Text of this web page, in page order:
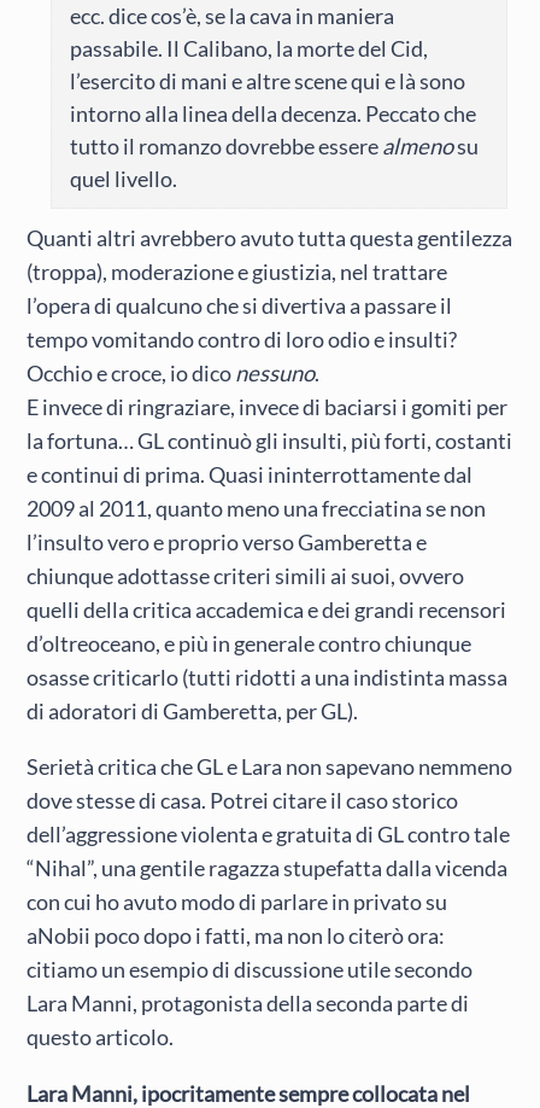
ecc. dice cos’è, se la cava in maniera
passabile. Il Calibano, la morte del Cid,
l’esercito di mani e altre scene qui e là sono
intorno alla linea della decenza. Peccato che
tutto il romanzo dovrebbe esserealmenosu
quel livello.
Quanti altri avrebbero avuto tutta questa gentilezza
(troppa), moderazione e giustizia, nel trattare
l’opera di qualcuno che si divertiva a passare il
tempo vomitando contro di loro odio e insulti?
Occhio e croce, io diconessuno.
E invece di ringraziare, invece di baciarsi i gomiti per
la fortuna… GL continuò gli insulti, più forti, costanti
e continui di prima. Quasi ininterrottamente dal
2009 al 2011, quanto meno una frecciatina se non
l’insulto vero e proprio verso Gamberetta e
chiunque adottasse criteri simili ai suoi, ovvero
quelli della critica accademica e dei grandi recensori
d’oltreoceano, e più in generale contro chiunque
osasse criticarlo (tutti ridotti a una indistinta massa
di adoratori di Gamberetta, per GL).
Serietà critica che GL e Lara non sapevano nemmeno
dove stesse di casa. Potrei citare il caso storico
dell’aggressione violenta e gratuita di GL contro tale
“Nihal”, una gentile ragazza stupefatta dalla vicenda
con cui ho avuto modo di parlare in privato su
aNobii poco dopo i fatti, ma non lo citerò ora:
citiamo un esempio di discussione utile secondo
Lara Manni, protagonista della seconda parte di
questo articolo.
Lara Manni, ipocritamente sempre collocata nel